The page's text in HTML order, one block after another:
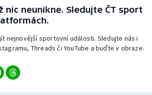
nic neunikne. Sledujte ČT sport
nejnovější sportovní události. Sledujte nás i
Threads či YouTube a buďte v obraze.